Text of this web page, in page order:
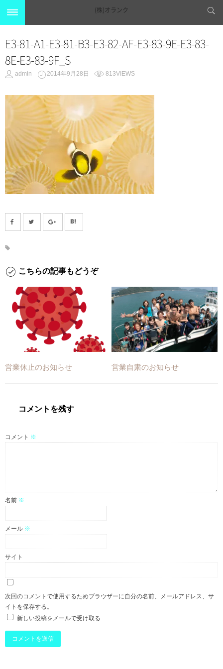
(株)オランク
E3-81-A1-E3-81-B3-E3-82-AF-E3-83-9E-E3-83-
8E-E3-83-9F_S
admin 2014年9月28日 813VIEWS
こちらの記事もどうぞ
営業休止のお知らせ 営業自粛のお知らせ
コメントを残す
コメント ※
名前 ※
メール ※
サイト
次回のコメントで使用するためブラウザーに自分の名前、メールアドレス、サ
イトを保存する。
新しい投稿をメールで受け取る